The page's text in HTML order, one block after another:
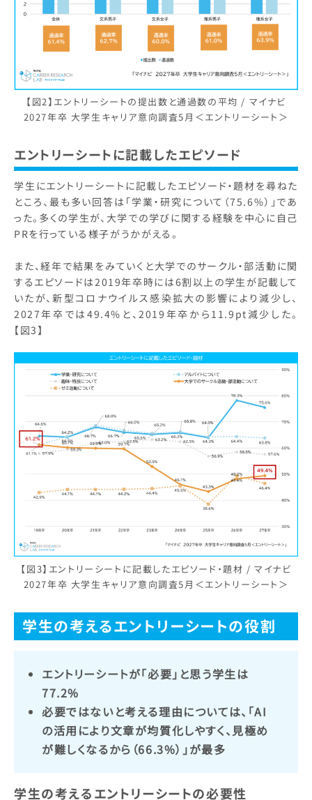
【図2】エントリーシートの提出数と通過数の平均 / マイナビ
2027年卒 大学生キャリア意向調査5月＜エントリーシート＞
エントリーシートに記載したエピソード
学生にエントリーシートに記載したエピソード・題材を尋ねた
ところ、最も多い回答は「学業・研究について（75.6%）」であ
った。多くの学生が、大学での学びに関する経験を中心に自己
PRを行っている様子がうかがえる。
また、経年で結果をみていくと大学でのサークル・部活動に関
するエピソードは2019年卒時には6割以上の学生が記載して
いたが、新型コロナウイルス感染拡大の影響により減少し、
2027年卒では49.4%と、2019年卒から11.9pt減少した。
【図3】
【図3】エントリーシートに記載したエピソード・題材 / マイナビ
2027年卒 大学生キャリア意向調査5月＜エントリーシート＞
学生の考えるエントリーシートの役割
エントリーシートが「必要」と思う学生は
77.2%
必要ではないと考える理由については、「AI
の活用により文章が均質化しやすく、見極め
が難しくなるから（66.3%）」が最多
学生の考えるエントリーシートの必要性